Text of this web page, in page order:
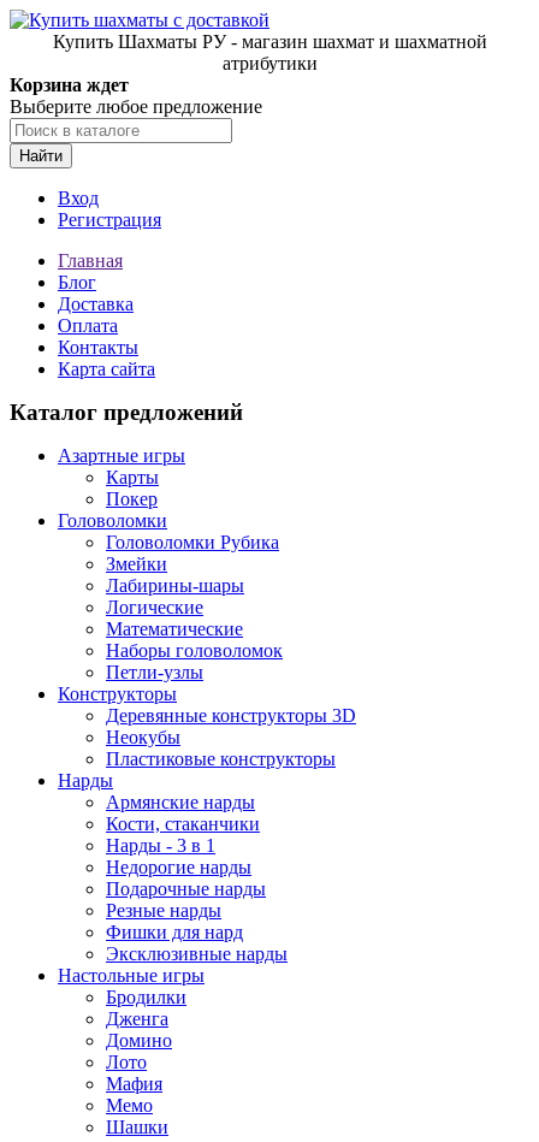
Купить Шахматы РУ - магазин шахмат и шахматной
атрибутики
Корзина ждет
Выберите любое предложение
Найти
Вход
Регистрация
Главная
Блог
Доставка
Оплата
Контакты
Карта сайта
Каталог предложений
Азартные игры
Карты
Покер
Головоломки
Головоломки Рубика
Змейки
Лабирины-шары
Логические
Математические
Наборы головоломок
Петли-узлы
Конструкторы
Деревянные конструкторы 3D
Неокубы
Пластиковые конструкторы
Нарды
Армянские нарды
Кости, стаканчики
Нарды - 3 в 1
Недорогие нарды
Подарочные нарды
Резные нарды
Фишки для нард
Эксклюзивные нарды
Настольные игры
Бродилки
Дженга
Домино
Лото
Мафия
Мемо
Шашки